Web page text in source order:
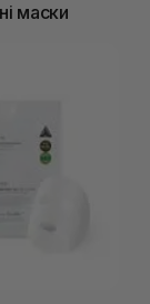
маски